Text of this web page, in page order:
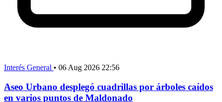
Interés General • 06 Aug 2026 22:56
Aseo Urbano desplegó cuadrillas por árboles caídos
en varios puntos de Maldonado